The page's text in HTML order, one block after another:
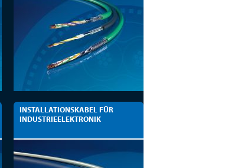
INSTALLATIONSKABEL FÜR
INDUSTRIEELEKTRONIK